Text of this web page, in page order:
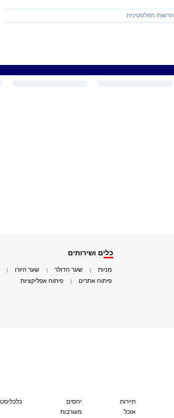
הרשות הפלסטינית
כלים ושירותים
מניות שער הדולר שער היורו
פיתוח אתרים פיתוח אפליקציות
תיירות
אוכל
יחסים
מעורבות
כלכליסט